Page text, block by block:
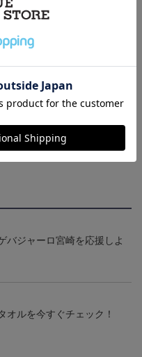
崎 グ
ダー
テゲバジャーロ宮崎 グ
ランブル タオルマフラー
バジャーロ宮崎を応援しよ
オルを今すぐチェック！